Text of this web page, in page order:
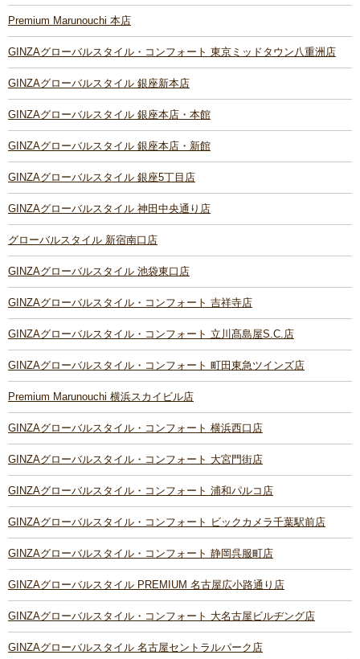
Premium Marunouchi 本店
GINZAグローバルスタイル・コンフォート 東京ミッドタウン八重洲店
GINZAグローバルスタイル 銀座新本店
GINZAグローバルスタイル 銀座本店・本館
GINZAグローバルスタイル 銀座本店・新館
GINZAグローバルスタイル 銀座5丁目店
GINZAグローバルスタイル 神田中央通り店
グローバルスタイル 新宿南口店
GINZAグローバルスタイル 池袋東口店
GINZAグローバルスタイル・コンフォート 吉祥寺店
GINZAグローバルスタイル・コンフォート 立川髙島屋S.C.店
GINZAグローバルスタイル・コンフォート 町田東急ツインズ店
Premium Marunouchi 横浜スカイビル店
GINZAグローバルスタイル・コンフォート 横浜西口店
GINZAグローバルスタイル・コンフォート 大宮門街店
GINZAグローバルスタイル・コンフォート 浦和パルコ店
GINZAグローバルスタイル・コンフォート ビックカメラ千葉駅前店
GINZAグローバルスタイル・コンフォート 静岡呉服町店
GINZAグローバルスタイル PREMIUM 名古屋広小路通り店
GINZAグローバルスタイル・コンフォート 大名古屋ビルヂング店
GINZAグローバルスタイル 名古屋セントラルパーク店